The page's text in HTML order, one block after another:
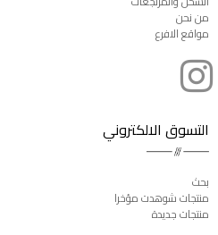
من نحن
مواقع الافرع
التسوق الالكتروني
بحث
منتجات شوهدت مؤخرا
منتجات جديدة